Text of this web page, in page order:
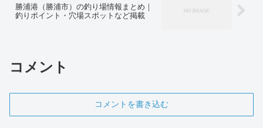
勝浦港（勝浦市）の釣り場情報まとめ｜
釣りポイント・穴場スポットなど掲載
コメント
コメントを書き込む